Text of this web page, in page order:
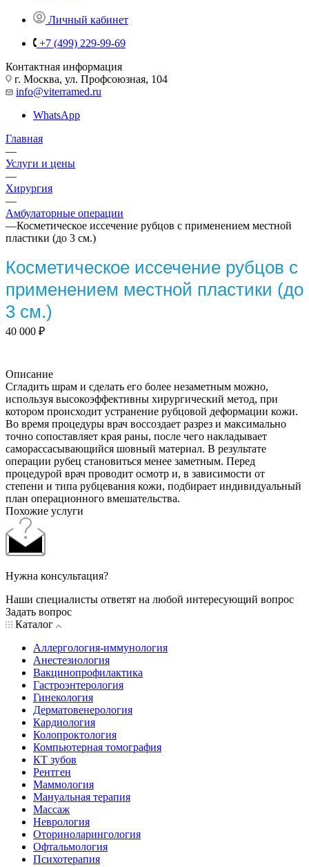
Личный кабинет
+7 (499) 229-99-69
Контактная информация
г. Москва, ул. Профсоюзная, 104
info@viterramed.ru
WhatsApp
Главная
—
Услуги и цены
—
Хирургия
—
Амбулаторные операции
—Косметическое иссечение рубцов с применением местной
пластики (до 3 см.)
Косметическое иссечение рубцов с
применением местной пластики (до
3 см.)
40 000 ₽
Описание
Сгладить шрам и сделать его более незаметным можно,
используя высокоэффективны хирургический метод, при
котором происходит устранение рубцовой деформации кожи.
Во время процедуры врач воссоздает разрез и максимально
точно сопоставляет края раны, после чего накладывает
саморассасывающийся шовный материал. В результате
операции рубец становиться менее заметным. Перед
процедурой врач проводит осмотр и, в зависимости от
степени и типа рубцевания кожи, подбирает индивидуальный
план операционного вмешательства.
Похожие услуги
Нужна консультация?
Наши специалисты ответят на любой интересующий вопрос
Задать вопрос
Каталог
Аллергология-иммунология
Анестезиология
Вакцинопрофилактика
Гастроэнтерология
Гинекология
Дерматовенерология
Кардиология
Колопроктология
Компьютерная томография
КТ зубов
Рентген
Маммология
Мануальная терапия
Массаж
Неврология
Оториноларингология
Офтальмология
Психотерапия